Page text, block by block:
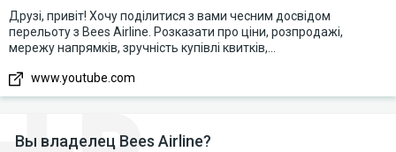
Друзі, привіт! Хочу поділитися з вами чесним досвідом
перельоту з Bees Airline. Розказати про ціни, розпродажі,
мережу напрямків, зручність купівлі квитків,...
www.youtube.com
Вы владелец Bees Airline?